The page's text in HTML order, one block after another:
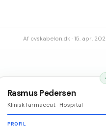
Af cvskabelon.dk · 15. apr.
Rasmus Pedersen
Klinisk farmaceut · Hospital
PROFIL